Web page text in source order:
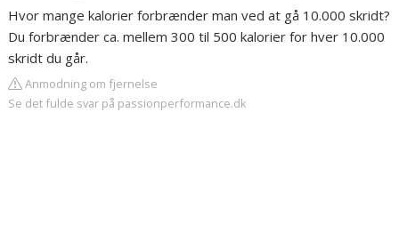
Hvor mange kalorier forbrænder man ved at gå 10.000 skridt?
Du forbrænder ca. mellem 300 til 500 kalorier for hver 10.000
skridt du går.
Anmodning om fjernelse
Se det fulde svar på passionperformance.dk